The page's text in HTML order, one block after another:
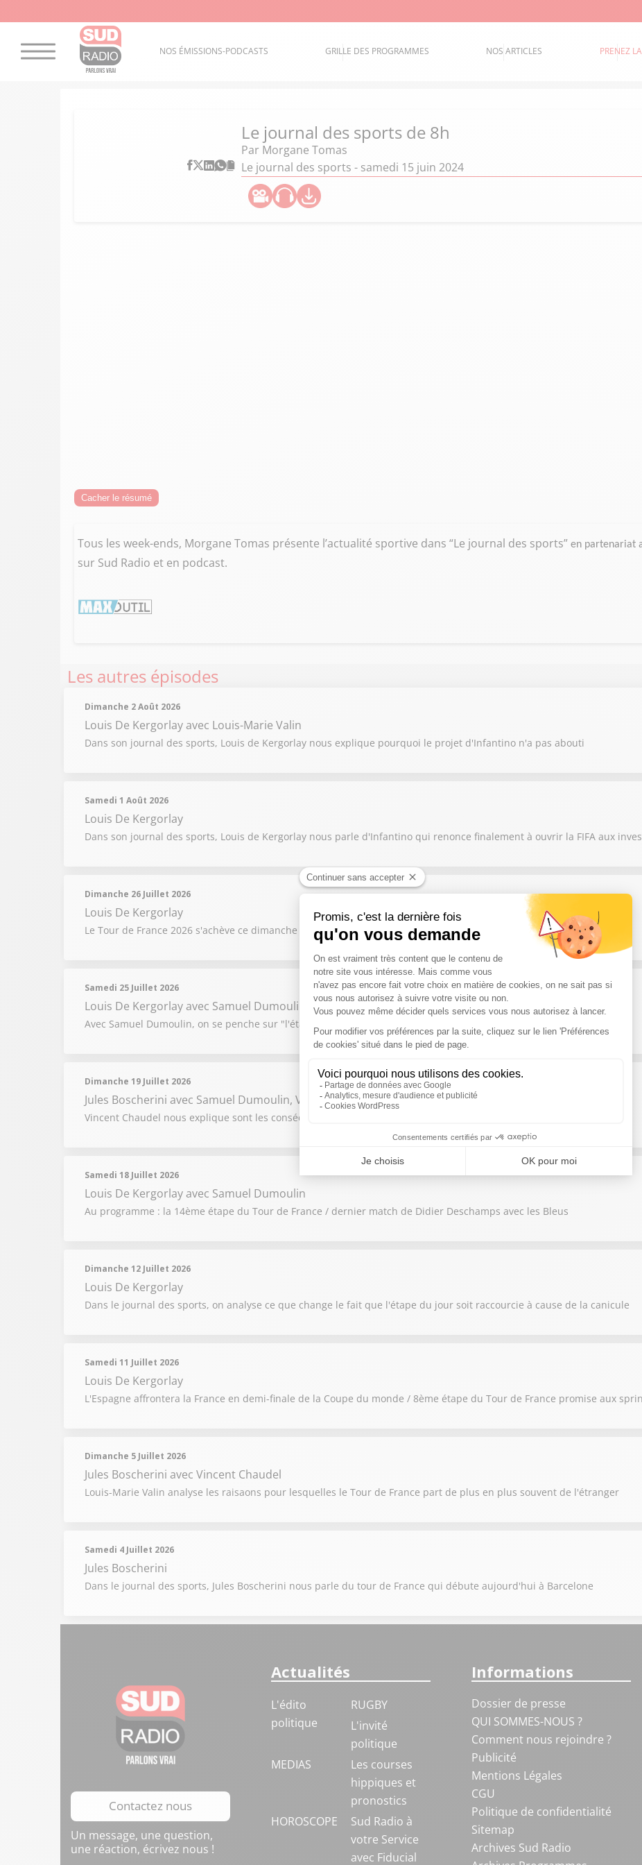
NOS ÉMISSIONS-PODCASTS GRILLE DES PROGRAMMES NOS ARTICLES PRENEZ
Le journal des sports de 8h
Par Morgane Tomas
Le journal des sports - samedi 15 juin 2024
Cacher le résumé
Tous les week-ends, Morgane Tomas présente l’actualité sportive dans “Le journal des sports” en partenariat
sur Sud Radio et en podcast.
Les autres épisodes
Dimanche 2 Août 2026
Louis De Kergorlayavec Louis-Marie Valin
Dans son journal des sports, Louis de Kergorlay nous explique pourquoi le projet d'Infantino n'a pas abouti
Samedi 1 Août 2026
Louis De Kergorlay
Dans son journal des sports, Louis de Kergorlay nous parle d'Infantino qui renonce finalement à ouvrir la FIFA aux
Dimanche 26 Juillet 2026
Louis De Kergorlay
Le Tour de France 2026 s'achève ce dimanche avec une ultime étape sur les Champs-Élysées. Le final très attendu.
Samedi 25 Juillet 2026
Louis De Kergorlayavec Samuel Dumoulin
Avec Samuel Dumoulin, on se penche sur "l'étape reine" de ce samedi, entre Le Bourg d'Oisans et l'Alpe d'Huez
Dimanche 19 Juillet 2026
Jules Boscherini avec Samuel Dumoulin, Vincent Chaudel
Vincent Chaudel nous explique sont les conséquences financières de l'élimination des Bleus en demi-finale
Samedi 18 Juillet 2026
Louis De Kergorlayavec Samuel Dumoulin
Au programme : la 14ème étape du Tour de France / dernier match de Didier Deschamps avec les Bleus
Dimanche 12 Juillet 2026
Louis De Kergorlay
Dans le journal des sports, on analyse ce que change le fait que l'étape du jour soit raccourcie à cause de la canicule
Samedi 11 Juillet 2026
Louis De Kergorlay
L'Espagne affrontera la France en demi-finale de la Coupe du monde / 8ème étape du Tour de France promise aux
Dimanche 5 Juillet 2026
Jules Boscherini avec Vincent Chaudel
Louis-Marie Valin analyse les raisaons pour lesquelles le Tour de France part de plus en plus souvent de l'étranger
Samedi 4 Juillet 2026
Jules Boscherini
Dans le journal des sports, Jules Boscherini nous parle du tour de France qui débute aujourd'hui à Barcelone
Contactez nous
Un message, une question,
une réaction, écrivez nous !
Actualités
L'édito
politique
RUGBY
L'invité
politique
MEDIAS
Les courses
hippiques et
pronostics
HOROSCOPE
Sud Radio à
votre Service
avec Fiducial
Informations
Dossier de presse
QUI SOMMES-NOUS ?
Comment nous rejoindre ?
Publicité
Mentions Légales
CGU
Politique de confidentialité
Sitemap
Archives Sud Radio